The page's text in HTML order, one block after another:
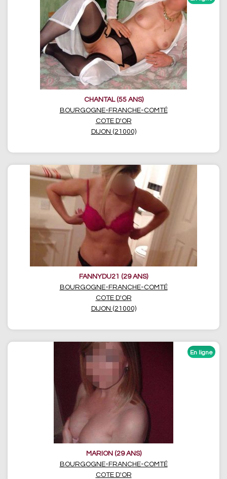
CHANTAL (55 ANS)
BOURGOGNE-FRANCHE-COMTÉ
COTE D'OR
DIJON (21000)
FANNYDU21 (29 ANS)
BOURGOGNE-FRANCHE-COMTÉ
COTE D'OR
DIJON (21000)
MARION (29 ANS)
BOURGOGNE-FRANCHE-COMTÉ
COTE D'OR